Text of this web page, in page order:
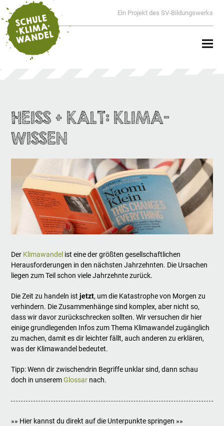
Ein Projekt des SV-Bildungswerks
HEISS + KALT: KLIMA-W
ISSEN
Der Klimawandel ist eine der größten gesellschaftlichen
Herausforderungen in den nächsten Jahrzehnten. Die Ursachen
liegen zum Teil schon viele Jahrzehnte zurück.
Die Zeit zu handeln istjetzt, um die Katastrophe von Morgen zu
verhindern. Die Zusammenhänge sind komplex, aber nicht so,
dass wir davor zurückschrecken sollten. Wir versuchen dir hier
einige grundlegenden Infos zum Thema Klimawandel zugänglich
zu machen, damit es dir leichter fällt, auch anderen zu erklären,
was der Klimawandel bedeutet.
Tipp: Wenn dir zwischendrin Begriffe unklar sind, dann schau
doch in unseremGlossar nach.
»» Hier kannst du direkt auf die Unterpunkte springen »»